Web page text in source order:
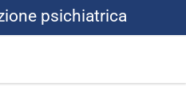
psichiatrica